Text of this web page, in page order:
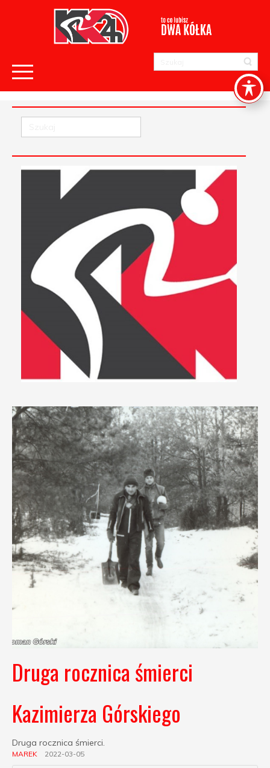
Druga rocznica śmierci
Kazimierza Górskiego
Druga rocznica śmierci.
MAREK 2022-03-05